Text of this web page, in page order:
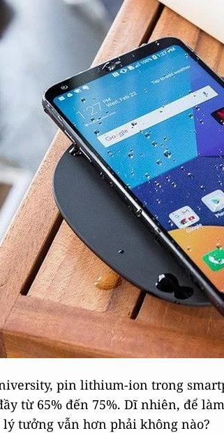
pin lithium-ion trong
từ 65% đến 75%. Dĩ nhiên, để
lý tưởng vẫn hơn phải không nào?